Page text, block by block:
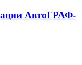
АвтоГРАФ-